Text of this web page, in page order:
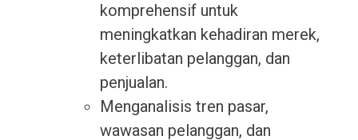
komprehensif untuk
meningkatkan kehadiran merek,
keterlibatan pelanggan, dan
penjualan.
Menganalisis tren pasar,
wawasan pelanggan, dan